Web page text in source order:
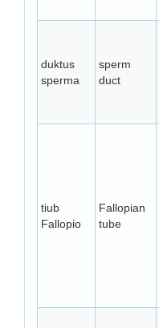
duktus
sperma
sperm
duct
tiub
Fallopio
Fallopian
tube